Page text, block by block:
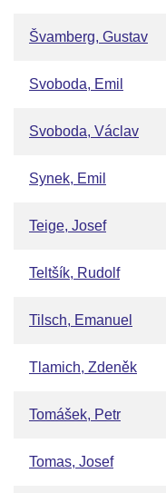
Švamberg, Gustav
Svoboda, Emil
Svoboda, Václav
Synek, Emil
Teige, Josef
Teltšík, Rudolf
Tilsch, Emanuel
Tlamich, Zdeněk
Tomášek, Petr
Tomas, Josef